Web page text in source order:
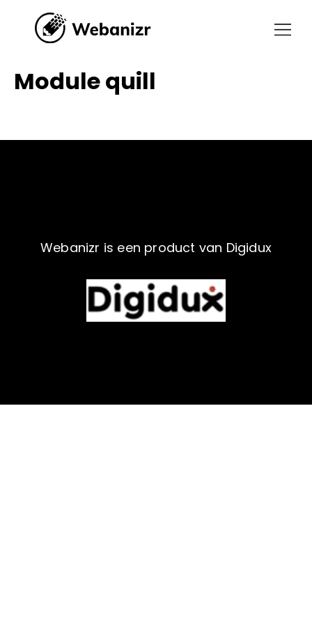
Module quill
Webanizr is een product van Digidux